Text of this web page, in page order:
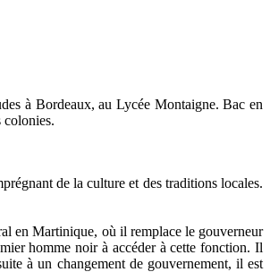
à Bordeaux, au Lycée Montaigne. Bac en
colonies.
de la culture et des traditions locales.
en Martinique, où il remplace le gouverneur
homme noir à accéder à cette fonction. Il
à un changement de gouvernement, il est